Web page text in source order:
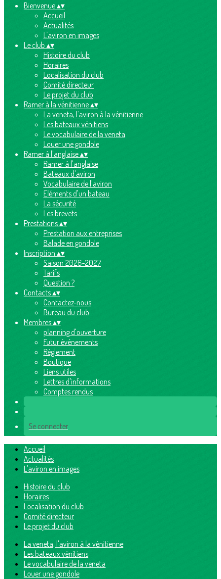
Bienvenue▴▾
Accueil
Actualités
L'aviron en images
Le club ▴▾
Histoire du club
Horaires
Localisation du club
Comité directeur
Le projet du club
Ramer à la vénitienne▴▾
La veneta, l'aviron à la vénitienne
Les bateaux vénitiens
Le vocabulaire de la veneta
Louer une gondole
Ramer à l'anglaise▴▾
Ramer à l'anglaise
Bateaux d'aviron
Vocabulaire de l'aviron
Eléments d'un bateau
La sécurité
Les brevets
Prestations▴▾
Prestation aux entreprises
Balade en gondole
Inscription ▴▾
Saison 2026-2027
Tarifs
Question ?
Contacts▴▾
Contactez-nous
Bureau du club
Membres▴▾
planning d'ouverture
Futur événements
Règlement
Boutique
Liens utiles
Lettres d'informations
Comptes rendus
Se connecter
Accueil
Actualités
L'aviron en images
Histoire du club
Horaires
Localisation du club
Comité directeur
Le projet du club
La veneta, l'aviron à la vénitienne
Les bateaux vénitiens
Le vocabulaire de la veneta
Louer une gondole